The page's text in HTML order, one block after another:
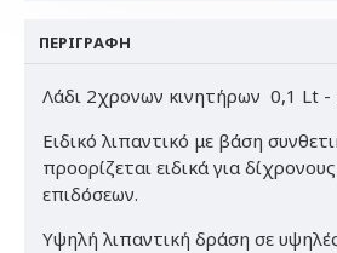
ΠΕΡΙΓΡΑΦΉ
Λάδι 2χρονων κινητήρων 0,1 Lt -
Ειδικό λιπαντικό με βάση
προορίζεται ειδικά για
επιδόσεων.
Υψηλή λιπαντική δράση σε